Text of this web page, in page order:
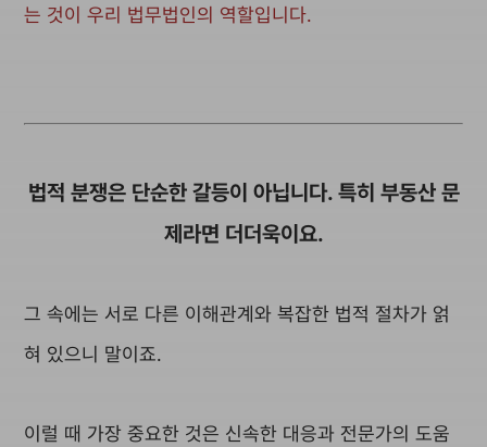
는 것이 우리 법무법인의 역할입니다.
법적 분쟁은 단순한 갈등이 아닙니다. 특히 부동산 문
제라면 더더욱이요.
그 속에는 서로 다른 이해관계와 복잡한 법적 절차가 얽
혀 있으니 말이죠.
이럴 때 가장 중요한 것은 신속한 대응과 전문가의 도움